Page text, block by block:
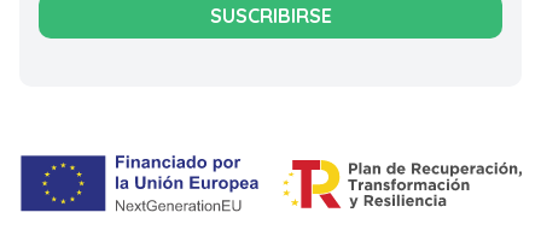
SUSCRIBIRSE